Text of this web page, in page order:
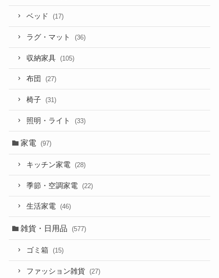
ベッド (17)
ラグ・マット (36)
収納家具 (105)
布団 (27)
椅子 (31)
照明・ライト (33)
家電 (97)
キッチン家電 (28)
季節・空調家電 (22)
生活家電 (46)
雑貨・日用品 (577)
ゴミ箱 (15)
ファッション雑貨 (27)